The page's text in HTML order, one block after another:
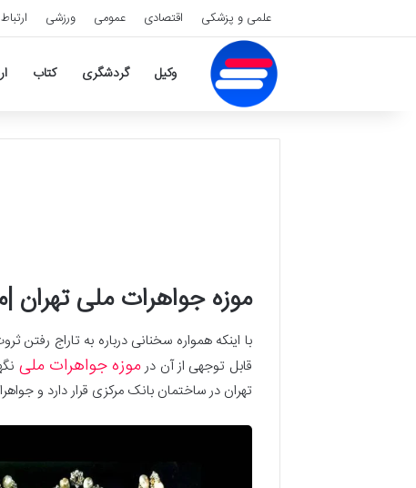
علمی و پزشکی اقتصادی عمومی ورزشی
وکیل گردشگری کتاب
موزه جواهرات ملی تهران
با اینکه همواره سخنانی درباره به تاراج
قابل توجهی از آن درموزه جواهرات ملی
تهران در ساختمان بانک مرکزی قرار دارد و